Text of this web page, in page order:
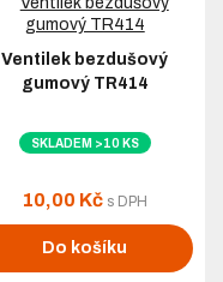
Ventilek bezdušový
gumový TR414
SKLADEM >10 KS
10,00 Kč s DPH
Do košíku